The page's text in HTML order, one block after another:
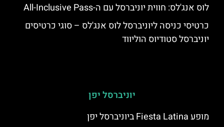
לוס אנג'לס: חווית יוניברסל עם ה-All-Inclusive Pass
כרטיסי כניסה ליוניברסל לוס אנג'לס – סוגי כרטיסים
יוניברסל סטודיוס הוליווד
יוניברסל יפן
מופע Fiesta Latina ביוניברסל יפן